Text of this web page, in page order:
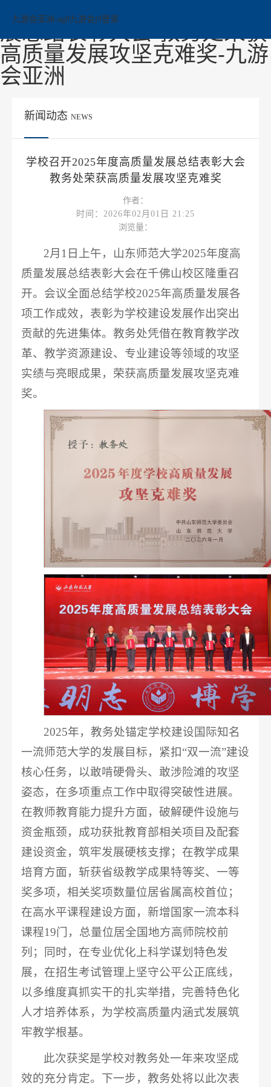
学校召开2025年度高质量发
展总结表彰大会 教务处荣获
高质量发展攻坚克难奖-九游
会亚洲
九游会亚洲-ag8九游会j9登录
新闻动态 NEWS
学校召开2025年度高质量发展总结表彰大会
教务处荣获高质量发展攻坚克难奖
作者：
时间：2026年02月01日 21:25
浏览量：
2月1日上午，山东师范大学2025年度高
质量发展总结表彰大会在千佛山校区隆重召
开。会议全面总结学校2025年高质量发展各
项工作成效，表彰为学校建设发展作出突出
贡献的先进集体。教务处凭借在教育教学改
革、教学资源建设、专业建设等领域的攻坚
实绩与亮眼成果，荣获高质量发展攻坚克难
奖。
2025年，教务处锚定学校建设国际知名
一流师范大学的发展目标，紧扣“双一流”建设
核心任务，以敢啃硬骨头、敢涉险滩的攻坚
姿态，在多项重点工作中取得突破性进展。
在教师教育能力提升方面，破解硬件设施与
资金瓶颈，成功获批教育部相关项目及配套
建设资金，筑牢发展硬核支撑；在教学成果
培育方面，斩获省级教学成果特等奖、一等
奖多项，相关奖项数量位居省属高校首位；
在高水平课程建设方面，新增国家一流本科
课程19门，总量位居全国地方高师院校前
列；同时，在专业优化上科学谋划特色发
展，在招生考试管理上坚守公平公正底线，
以多维度真抓实干的扎实举措，完善特色化
人才培养体系，为学校高质量内涵式发展筑
牢教学根基。
此次获奖是学校对教务处一年来攻坚成
效的充分肯定。下一步，教务处将以此次表